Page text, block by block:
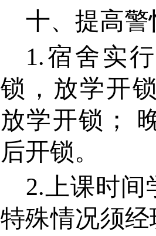
十、提高
1.宿舍实
锁，放学开
放学开锁；
后开锁。
2.上课时间
特殊情况须